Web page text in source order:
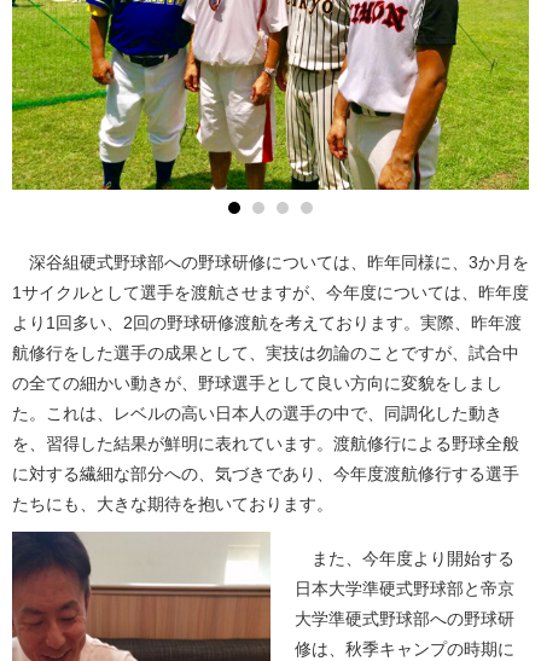
深谷組硬式野球部への野球研修については、昨年同様に、3か月を
1サイクルとして選手を渡航させますが、今年度については、昨年度
より1回多い、2回の野球研修渡航を考えております。実際、昨年渡
航修行をした選手の成果として、実技は勿論のことですが、試合中
の全ての細かい動きが、野球選手として良い方向に変貌をしまし
た。これは、レベルの高い日本人の選手の中で、同調化した動き
を、習得した結果が鮮明に表れています。渡航修行による野球全般
に対する繊細な部分への、気づきであり、今年度渡航修行する選手
たちにも、大きな期待を抱いております。
また、今年度より開始する
日本大学準硬式野球部と帝京
大学準硬式野球部への野球研
修は、秋季キャンプの時期に